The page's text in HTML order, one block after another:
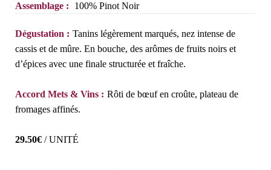
Assemblage : 100% Pinot Noir
Dégustation : Tanins légèrement marqués, nez intense de
cassis et de mûre. En bouche, des arômes de fruits noirs et
d’épices avec une finale structurée et fraîche.
Accord Mets & Vins : Rôti de bœuf en croûte, plateau de
fromages affinés.
29.50€ / UNITÉ